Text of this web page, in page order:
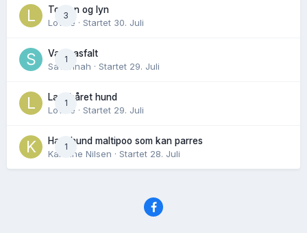
3
Torden og lyn
Lovise · Startet 30. Juli
1
Varm asfalt
Savannah · Startet 29. Juli
1
Langhåret hund
Lovise · Startet 29. Juli
1
Hannhund maltipoo som kan parres
Karoline Nilsen · Startet 28. Juli